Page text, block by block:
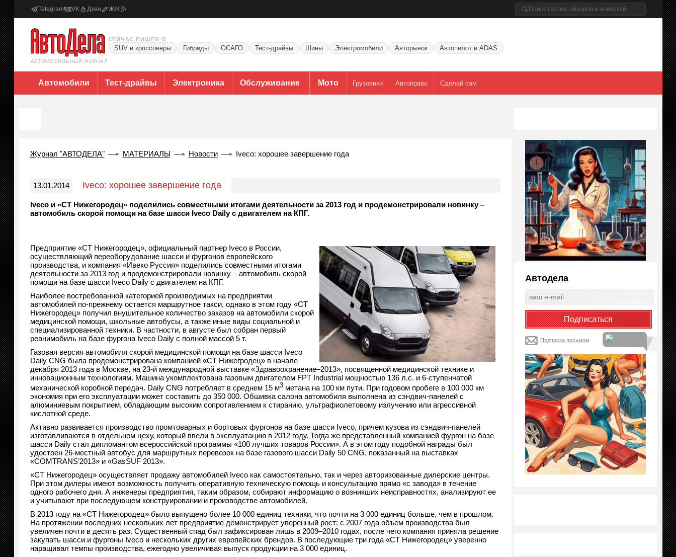
Telegram VK Дзен ЖЖ
АВТОМОБИЛЬНЫЙ ЖУРНАЛ
СЕЙЧАС ПИШЕМ О
SUV и кроссоверы Гибриды ОСАГО Тест-драйвы Шины Электромобили Авторынок Автопилот и ADAS
Автомобили Тест-драйвы Электроника Обслуживание Мото Грузовики Автоправо Сделай сам
Журнал "АВТОДЕЛА" МАТЕРИАЛЫ Новости Iveco: хорошее завершение года
13.01.2014 Iveco: хорошее завершение года
Iveco и «СТ Нижегородец» поделились совместными итогами деятельности за 2013 год и продемонстрировали новинку –
автомобиль скорой помощи на базе шасси Iveco Daily c двигателем на КПГ.
Предприятие «СТ Нижегородец», официальный партнер Iveco в России,
осуществляющий переоборудование шасси и фургонов европейского
производства, и компания «Ивеко Руссия» поделились совместными итогами
деятельности за 2013 год и продемонстрировали новинку – автомобиль скорой
помощи на базе шасси Iveco Daily c двигателем на КПГ.
Наиболее востребованной категорией производимых на предприятии
автомобилей по-прежнему остается маршрутное такси, однако в этом году «СТ
Нижегородец» получил внушительное количество заказов на автомобили скорой
медицинской помощи, школьные автобусы, а также иные виды социальной и
специализированной техники. В частности, в августе был собран первый
реанимобиль на базе фургона Iveco Daily с полной массой 5 т.
Газовая версия автомобиля скорой медицинской помощи на базе шасси Iveco
Daily CNG была продемонстрирована компанией «СТ Нижегродец» в начале
декабря 2013 года в Москве, на 23-й международной выставке «Здравоохранение–2013», посвященной медицинской технике и
инновационным технологиям. Машина укомплектована газовым двигателем FPT Industrial мощностью 136 л.с. и 6-ступенчатой
механической коробкой передач. Daily CNG потребляет в среднем 15 м3метана на 100 км пути. При годовом пробеге в 100 000 км
экономия при его эксплуатации может составить до 350 000. Обшивка салона автомобиля выполнена из сэндвич-панелей с
алюминиевым покрытием, обладающим высоким сопротивлением к стиранию, ультрафиолетовому излучению или агрессивной
кислотной среде.
Активно развивается производство промтоварных и бортовых фургонов на базе шасси Iveco, причем кузова из сэндвич-панелей
изготавливаются в отдельном цеху, который ввели в эксплуатацию в 2012 году. Тогда же представленный компанией фургон на базе
шасси Daily стал дипломантом всероссийской программы «100 лучших товаров России». А в этом году подобной награды был
удостоен 26-местный автобус для маршрутных перевозок на базе газового шасси Daily 50 CNG, показанный на выставках
«COMTRANS’2013» и «GasSUF 2013».
«СТ Нижегородец» осуществляет продажу автомобилей Iveco как самостоятельно, так и через авторизованные дилерские центры.
При этом дилеры имеют возможность получить оперативную техническую помощь и консультацию прямо «с завода» в течение
одного рабочего дня. А инженеры предприятия, таким образом, собирают информацию о возникших неисправностях, анализируют ее
и учитывают при последующем конструировании и производстве автомобилей.
В 2013 году на «СТ Нижегородец» было выпущено более 10 000 единиц техники, что почти на 3 000 единиц больше, чем в прошлом.
На протяжении последних нескольких лет предприятие демонстрирует уверенный рост: с 2007 года объем производства был
увеличен почти в десять раз. Существенный спад был зафиксирован лишь в 2009–2010 годах, после чего компания приняла решение
закупать шасси и фургоны Iveco и нескольких других европейских брендов. В последующие три года «СТ Нижегородец» уверенно
наращивал темпы производства, ежегодно увеличивая выпуск продукции на 3 000 единиц.
Автодела
Подписка письмом